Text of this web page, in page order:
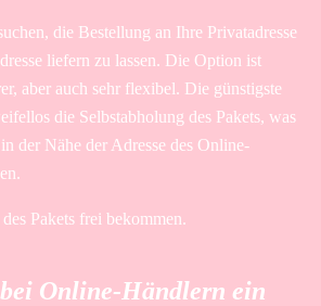
die Bestellung an Ihre Privatadresse
liefern zu lassen. Die Option ist
aber auch sehr flexibel. Die günstigste
die Selbstabholung des Pakets, was
der Nähe der Adresse des Online-
Pakets frei bekommen.
Online-Händlern ein